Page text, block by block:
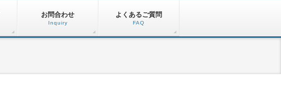
お問合わせ
Inquiry
よくあるご質問
FAQ